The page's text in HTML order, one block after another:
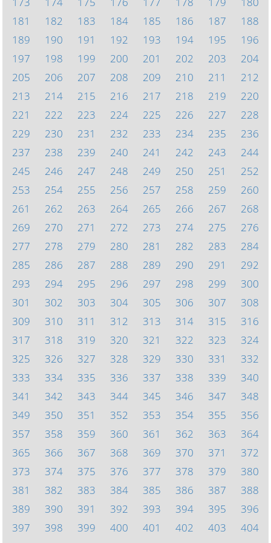
181
182 183 184 185 186 187
188
189
190 191 192 193 194 195
196
197
198 199 200 201 202 203
204
205
206 207 208 209 210 211
212
213
214 215 216 217 218 219
220
221
222 223 224 225 226 227
228
229
230 231 232 233 234 235
236
237
238 239 240 241 242 243
244
245
246 247 248 249 250 251
252
253
254 255 256 257 258 259
260
261
262 263 264 265 266 267
268
269
270 271 272 273 274 275
276
277
278 279 280 281 282 283
284
285
286 287 288 289 290 291
292
293
294 295 296 297 298 299
300
301
302 303 304 305 306 307
308
309
310 311 312 313 314 315
316
317
318 319 320 321 322 323
324
325
326 327 328 329 330 331
332
333
334 335 336 337 338 339
340
341
342 343 344 345 346 347
348
349
350 351 352 353 354 355
356
357
358 359 360 361 362 363
364
365
366 367 368 369 370 371
372
373
374 375 376 377 378 379
380
381
382 383 384 385 386 387
388
389
390 391 392 393 394 395
396
397
398 399 400 401 402 403
404